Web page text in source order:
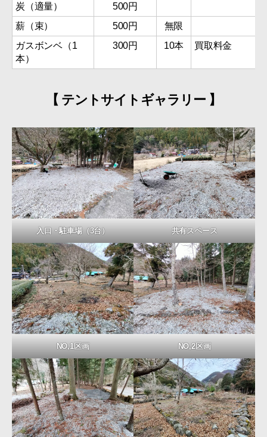
炭（適量）
500円
薪（束）
500円
無限
ガスボンベ（1
本）
300円 10本 買取料金
【 テントサイトギャラリー 】
入口・駐車場（3台） 共有スペース
NO,1区画 NO,2区画